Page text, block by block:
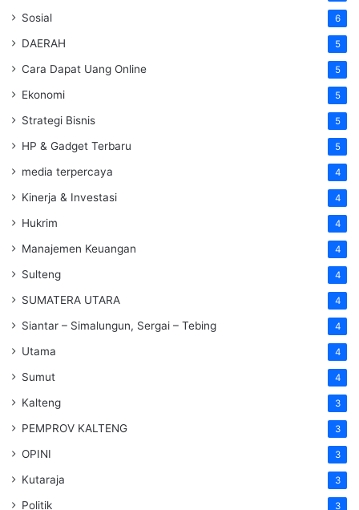
Sosial 6
DAERAH 5
Cara Dapat Uang Online 5
Ekonomi 5
Strategi Bisnis 5
HP & Gadget Terbaru 5
media terpercaya 4
Kinerja & Investasi 4
Hukrim 4
Manajemen Keuangan 4
Sulteng 4
SUMATERA UTARA 4
Siantar – Simalungun, Sergai – Tebing 4
Utama 4
Sumut 4
Kalteng 3
PEMPROV KALTENG 3
OPINI 3
Kutaraja 3
Politik 3